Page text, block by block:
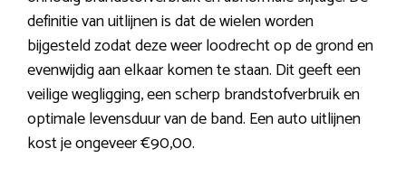
definitie van uitlijnen is dat de wielen worden
bijgesteld zodat deze weer loodrecht op de grond en
evenwijdig aan elkaar komen te staan. Dit geeft een
veilige wegligging, een scherp brandstofverbruik en
optimale levensduur van de band. Een auto uitlijnen
kost je ongeveer €90,00.